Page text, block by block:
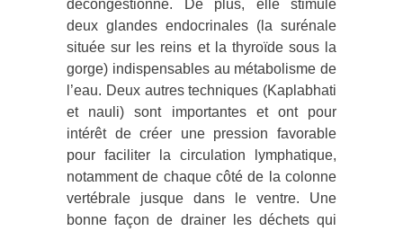
décongestionné. De plus, elle stimule
deux glandes endocrinales (la surénale
située sur les reins et la thyroïde sous la
gorge) indispensables au métabolisme de
l’eau. Deux autres techniques (Kaplabhati
et nauli) sont importantes et ont pour
intérêt de créer une pression favorable
pour faciliter la circulation lymphatique,
notamment de chaque côté de la colonne
vertébrale jusque dans le ventre. Une
bonne façon de drainer les déchets qui